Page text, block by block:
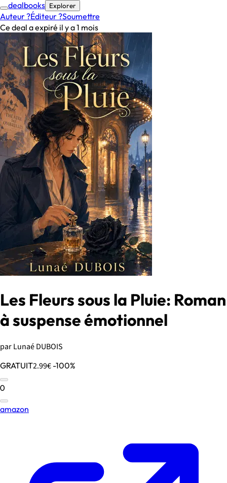
dealbooks Explorer
Auteur ?Éditeur ?Soumettre
Ce deal a expiré il y a 1 mois
Les Fleurs sous la Pluie: Roman
à suspense émotionnel
par Lunaé DUBOIS
GRATUIT2.99€ -100%
0
amazon